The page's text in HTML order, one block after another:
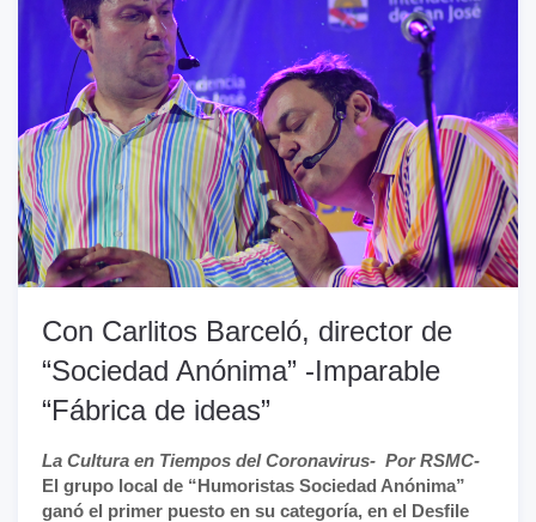
Con Carlitos Barceló, director de
“Sociedad Anónima” -Imparable
“Fábrica de ideas”
La Cultura en Tiempos del Coronavirus- Por RSMC-
El grupo local de “Humoristas Sociedad Anónima”
ganó el primer puesto en su categoría, en el Desfile